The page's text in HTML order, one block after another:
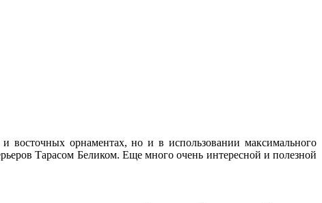
восточных орнаментах, но и в использовании максимального
Тарасом Беликом. Еще много очень интересной и полезной